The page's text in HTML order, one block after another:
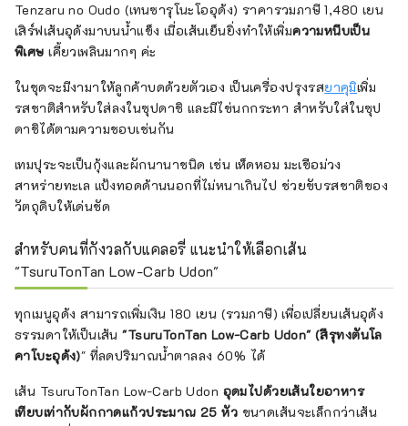
Tenzaru no Oudo (เทนซารุโนะโออุด้ง) ราคารวมภาษี 1,480 เยน
เสิร์ฟเส้นอุด้งมาบนน้ำแข็ง เมื่อเส้นเย็นยิ่งทำให้เพิ่มความหนึบเป็น
พิเศษ เคี้ยวเพลินมากๆ ค่ะ
ในชุดจะมีงามาให้ลูกค้าบดด้วยตัวเอง เป็นเครื่องปรุงรสยาคุมิเพิ่ม
รสชาติสำหรับใส่ลงในซุปดาชิ และมีไข่นกกระทา สำหรับใส่ในซุป
ดาชิได้ตามความชอบเช่นกัน
เทมปุระจะเป็นกุ้งและผักนานาชนิด เช่น เห็ดหอม มะเขือม่วง
สาหร่ายทะเล แป้งทอดด้านนอกที่ไม่หนาเกินไป ช่วยขับรสชาติของ
วัตถุดิบให้เด่นชัด
สำหรับคนที่กังวลกับแคลอรี่ แนะนำให้เลือกเส้น
"TsuruTonTan Low-Carb Udon"
ทุกเมนูอุด้ง สามารถเพิ่มเงิน 180 เยน (รวมภาษี) เพื่อเปลี่ยนเส้นอุด้ง
ธรรมดาให้เป็นเส้น"TsuruTonTan Low-Carb Udon" (สึรุทงตันโล
คาโบะอุด้ง)" ที่ลดปริมาณน้ำตาลลง 60% ได้
เส้น TsuruTonTan Low-Carb Udon อุดมไปด้วยเส้นใยอาหาร
เทียบเท่ากับผักกาดแก้วประมาณ 25 หัว ขนาดเส้นจะเล็กกว่าเส้น